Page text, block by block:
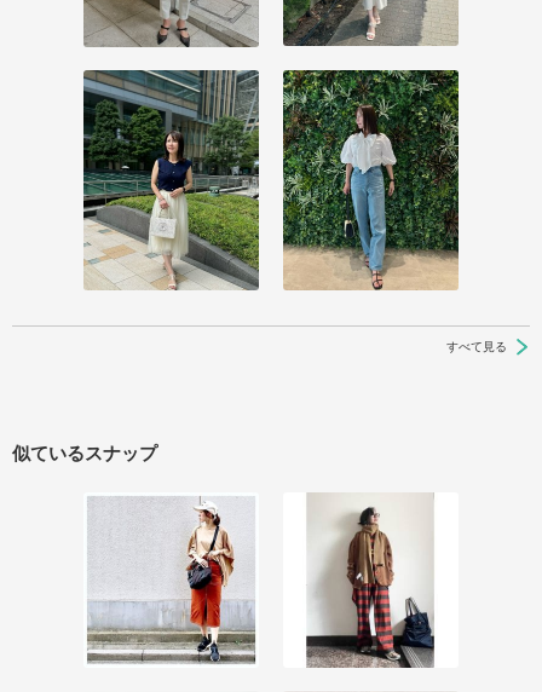
すべて見る
似ているスナップ